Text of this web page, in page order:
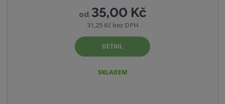
od 35,00 Kč
31,25 Kč bez DPH
DETAIL
SKLADEM